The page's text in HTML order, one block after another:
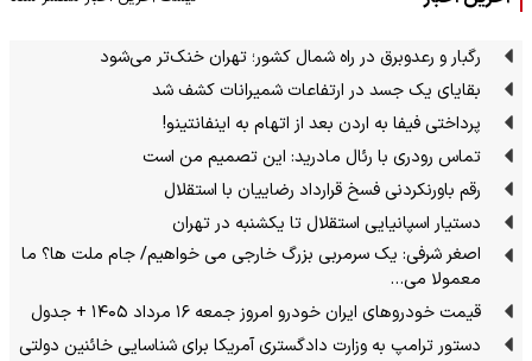
رگبار و رعدوبرق در راه شمال کشور؛ تهران خنک‌تر می‌شود
بقایای یک جسد در ارتفاعات شمیرانات کشف شد
پرداختی فیفا به اردن بعد از اتهام به اینفانتینو!
تماس رودری با رئال مادرید: این تصمیم من است
رقم باورنکردنی فسخ قرارداد رضاییان با استقلال
دستیار اسپانیایی استقلال تا یکشنبه در تهران
اصغر شرفی: یک سرمربی بزرگ خارجی می خواهیم/ جام ملت ها؟ ما
معمولا می…
قیمت خودرو‌های ایران خودرو امروز جمعه ۱۶ مرداد ۱۴۰۵ + جدول
دستور ترامپ به وزارت دادگستری آمریکا برای شناسایی خائنین دولتی